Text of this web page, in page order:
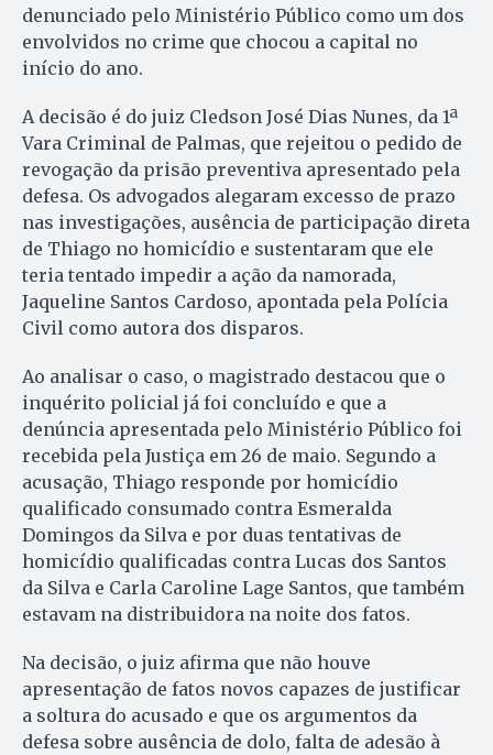
denunciado pelo Ministério Público como um dos
envolvidos no crime que chocou a capital no
início do ano.
A decisão é do juiz Cledson José Dias Nunes, da 1ª
Vara Criminal de Palmas, que rejeitou o pedido de
revogação da prisão preventiva apresentado pela
defesa. Os advogados alegaram excesso de prazo
nas investigações, ausência de participação direta
de Thiago no homicídio e sustentaram que ele
teria tentado impedir a ação da namorada,
Jaqueline Santos Cardoso, apontada pela Polícia
Civil como autora dos disparos.
Ao analisar o caso, o magistrado destacou que o
inquérito policial já foi concluído e que a
denúncia apresentada pelo Ministério Público foi
recebida pela Justiça em 26 de maio. Segundo a
acusação, Thiago responde por homicídio
qualificado consumado contra Esmeralda
Domingos da Silva e por duas tentativas de
homicídio qualificadas contra Lucas dos Santos
da Silva e Carla Caroline Lage Santos, que também
estavam na distribuidora na noite dos fatos.
Na decisão, o juiz afirma que não houve
apresentação de fatos novos capazes de justificar
a soltura do acusado e que os argumentos da
defesa sobre ausência de dolo, falta de adesão à